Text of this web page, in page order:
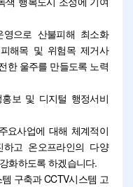
으로 산불피해 최소화
해목 및 위험목 제거사
한 울주를 만들도록 노력
보 및 디지털 행정서비
요사업에 대해 체계적이
고 온오프라인의 다양
화하도록 하겠습니다.
구축과 CCTV시스템 고